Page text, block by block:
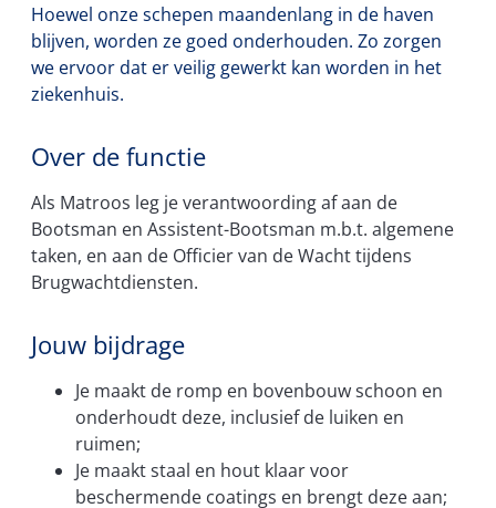
Hoewel onze schepen maandenlang in de haven
blijven, worden ze goed onderhouden. Zo zorgen
we ervoor dat er veilig gewerkt kan worden in het
ziekenhuis.
Over de functie
Als Matroos leg je verantwoording af aan de
Bootsman en Assistent-Bootsman m.b.t. algemene
taken, en aan de Officier van de Wacht tijdens
Brugwachtdiensten.
Jouw bijdrage
Je maakt de romp en bovenbouw schoon en
onderhoudt deze, inclusief de luiken en
ruimen;
Je maakt staal en hout klaar voor
beschermende coatings en brengt deze aan;